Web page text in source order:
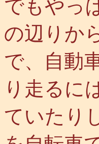
でもやっ
の辺りか
で、自動
り走るに
ていたり